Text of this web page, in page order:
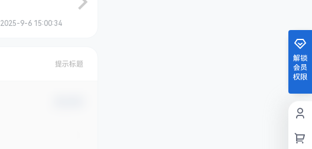
2025-9-6 15:00:34
提示标题
解锁
会员
权限